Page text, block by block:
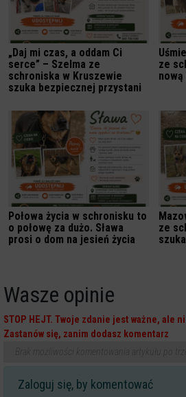
„Daj mi czas, a oddam Ci
serce” – Szelma ze
schroniska w Kruszewie
szuka bezpiecznej przystani
ze
Połowa życia w schronisku to
o połowę za dużo. Sława
prosi o dom na jesień życia
ze
Wasze opinie
STOP HEJT. Twoje zdanie jest ważne, ale
Zastanów się, zanim dodasz komentarz
Zaloguj się, by komentować